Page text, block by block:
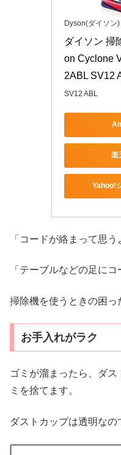
Dyson(ダイソン)
ダイソン 掃
on Cyclone
2ABL SV12
SV12 ABL
楽
Yahoo!
「コードが絡まって思
「テーブルなどの足に
掃除機を使うときの困っ
お手入れがラク
ゴミが溜まったら、ダ
ミを捨てます。
ダストカップは透明なの